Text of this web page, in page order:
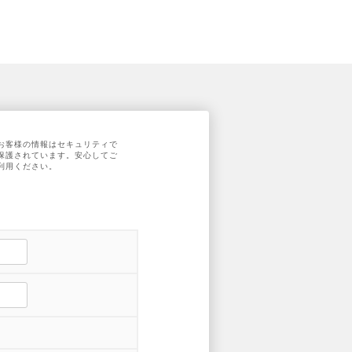
客様の情報はセキュリティで
護されています。安心してご
用ください。